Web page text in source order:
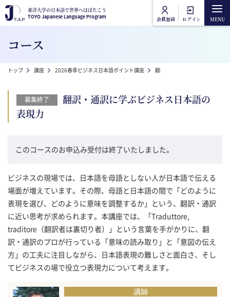
メインコンテンツに移動
東洋大学の日本語で世界へはばたこう
TOYO Japanese Language Program
会員登録 ログイン
東洋大学の日本語で世界へはばたこう
TOYO Japanese Language Program
Main navigation
東洋大学日本語講座
オンライン受講方法
よくあるご質問
お問合せ
コース
パンくず
トップ 講座 2026春季ビジネス日本語ポイント講座 翻訳・通訳に学ぶビジネス日本
募集終了
翻訳・通訳に学ぶビジネス日本語の
表現力
このコースのお申込み受付は終了いたしました。
ビジネスの現場では、日本語を母語としない人が日本語で伝える
場面が増えています。その際、母語と日本語の間で「どのように
表現を選び、どのように意味を調整するか」という、翻訳・通訳
に近い思考が求められます。本講座では、「Traduttore,
traditore（翻訳者は裏切り者）」という言葉を手がかりに、翻
訳・通訳のプロが行っている「意味の読み取り」と「意図の伝え
方」の工夫に注目しながら、日本語表現の難しさと面白さ、そし
てビジネスの場で役立つ表現力について考えます。
講師